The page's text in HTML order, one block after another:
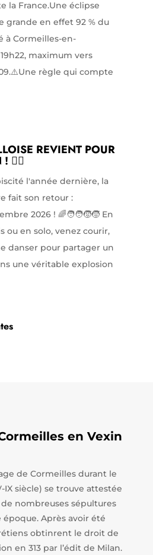
la France.Une éclipse
grande en effet 92 % du
à Cormeilles-en-
maximum vers
règle qui compte
REVIENT POUR
🏃‍♀️
l'année dernière, la
fait son retour :
2026 ! 🌈🧑‍🧑‍🧒‍🧒 En
ou en solo, venez courir,
danser pour partager un
une véritable explosion
en Vexin
de Cormeilles durant le
IX siècle) se trouve attestée
nombreuses sépultures
Après avoir été
obtinrent le droit de
en 313 par l’édit de Milan.